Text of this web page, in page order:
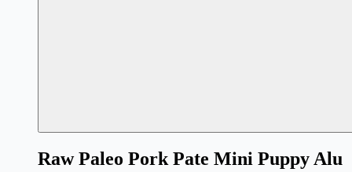
Raw Paleo Pork Pate Mini Puppy Alu